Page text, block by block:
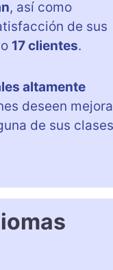
, así como
de sus
17 clientes.
altamente
deseen
de sus